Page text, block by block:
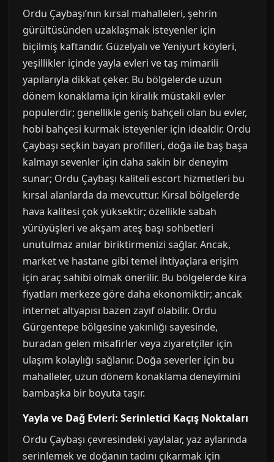
Ordu Çaybaşı’nın kırsal mahalleleri, şehrin
gürültüsünden uzaklaşmak isteyenler için
biçilmiş kaftandır. Güzelyalı ve Yeniyurt köyleri,
yeşillikler içinde yayla evleri ve taş mimarili
yapılarıyla dikkat çeker. Bu bölgelerde uzun
dönem konaklama için kiralık müstakil evler
popülerdir; genellikle geniş bahçeli olan bu evler,
hobi bahçesi kurmak isteyenler için idealdir. Ordu
Çaybaşı seçkin bayan profilleri, doğa ile baş başa
kalmayı sevenler için daha sakin bir deneyim
sunar; Ordu Çaybaşı kaliteli escort hizmetleri bu
kırsal alanlarda da mevcuttur. Kırsal bölgelerde
hava kalitesi çok yüksektir; özellikle sabah
yürüyüşleri ve akşam ateş başı sohbetleri
unutulmaz anılar biriktirmenizi sağlar. Ancak,
market ve hastane gibi temel ihtiyaçlara erişim
için araç sahibi olmak önerilir. Bu bölgelerde kira
fiyatları merkeze göre daha ekonomiktir; ancak
internet altyapısı bazen zayıf olabilir. Ordu
Gürgentepe bölgesine yakınlığı sayesinde,
buradan gelen misafirler veya ziyaretçiler için
ulaşım kolaylığı sağlanır. Doğa severler için bu
mahalleler, uzun dönem konaklama deneyimini
bambaşka bir boyuta taşır.
Yayla ve Dağ Evleri: Serinletici Kaçış Noktaları
Ordu Çaybaşı çevresindeki yaylalar, yaz aylarında
serinlemek ve doğanın tadını çıkarmak için